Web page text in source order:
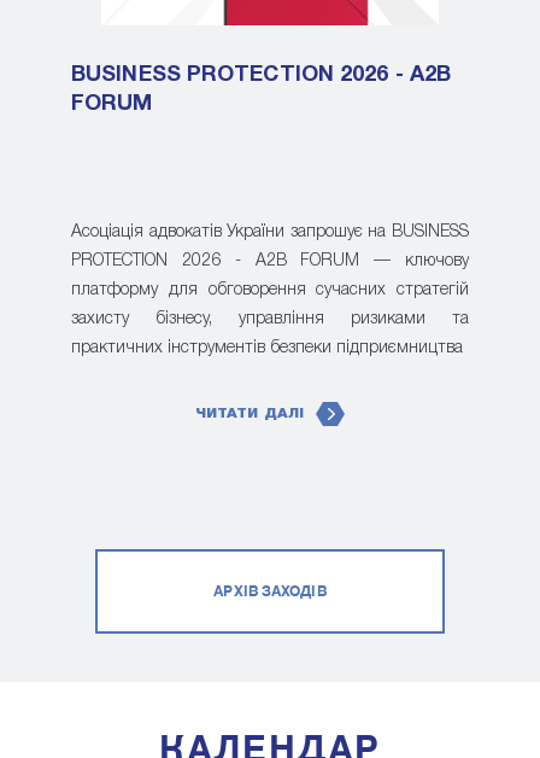
BUSINESS PROTECTION 2026 - A2B
FORUM
Асоціація адвокатів України запрошує на BUSINESS
PROTECTION 2026 - A2B FORUM — ключову
платформу для обговорення сучасних стратегій
захисту бізнесу, управління ризиками та
практичних інструментів безпеки підприємництва
ЧИТАТИ ДАЛІ
АРХІВ ЗАХОДІВ